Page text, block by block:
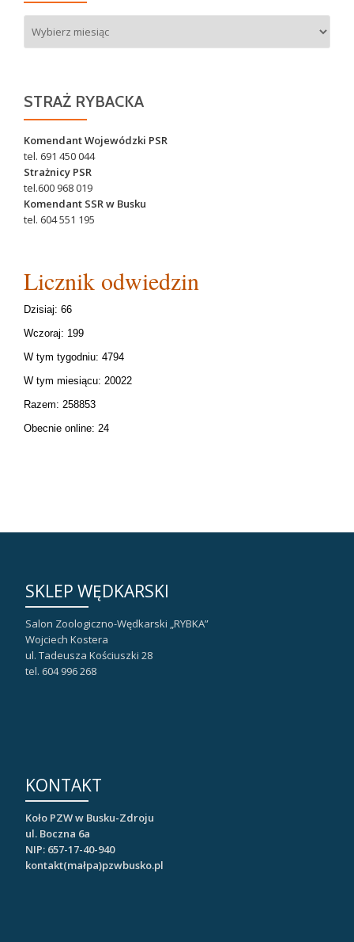
STRAŻ RYBACKA
Komendant Wojewódzki PSR
tel. 691 450 044
Strażnicy PSR
tel.600 968 019
Komendant SSR w Busku
tel. 604 551 195
Licznik odwiedzin
Dzisiaj: 66
Wczoraj: 199
W tym tygodniu: 4794
W tym miesiącu: 20022
Razem: 258853
Obecnie online: 24
SKLEP WĘDKARSKI
Salon Zoologiczno-Wędkarski „RYBKA”
Wojciech Kostera
ul. Tadeusza Kościuszki 28
tel. 604 996 268
KONTAKT
Koło PZW w Busku-Zdroju
ul. Boczna 6a
NIP: 657-17-40-940
kontakt(małpa)pzwbusko.pl